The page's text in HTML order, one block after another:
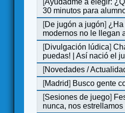
[Ayudadme a elegir:
30 minutos para
[De jugón a jugón] ¿Ha
modernos no le llegan
[Divulgación lúdica]
puedas! | Así nació el
[Novedades /
[Madrid] Busco gente
[Sesiones de juego]
nunca, nos